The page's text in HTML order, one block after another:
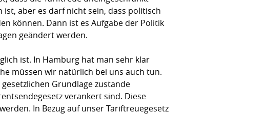
aber es darf nicht sein, dass politisch
können. Dann ist es Aufgabe der Politik
geändert werden.
ist. In Hamburg hat man sehr klar
müssen wir natürlich bei uns auch tun.
Grundlage zustande
verankert sind. Diese
In Bezug auf unser Tariftreuegesetz